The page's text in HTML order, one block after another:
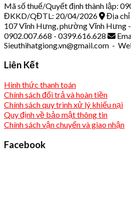
Mã số thuế/Quyết định thành lập:
ĐKKD/QĐTL: 20/04/2026
Địa chỉ
107 Vĩnh Hưng, phường Vĩnh Hưng
0902.007.668 - 0399.616.628
Sieuthihatgiong.vn@gmail.com -
Liên Kết
Hình thức thanh toán
Chính sách đổi trả và hoàn tiền
Chính sách quy trình xử lý khiếu nại
Quy định về bảo mật thông tin
Chính sách vận chuyển và giao nhận
Facebook